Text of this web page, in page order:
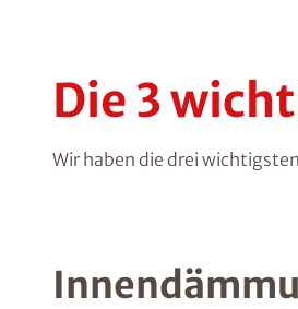
Die 3
Wir haben die drei